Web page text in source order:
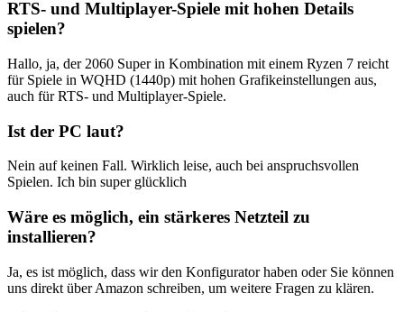
RTS- und Multiplayer-Spiele mit hohen Details
spielen?
Hallo, ja, der 2060 Super in Kombination mit einem Ryzen 7 reicht
für Spiele in WQHD (1440p) mit hohen Grafikeinstellungen aus,
auch für RTS- und Multiplayer-Spiele.
Ist der PC laut?
Nein auf keinen Fall. Wirklich leise, auch bei anspruchsvollen
Spielen. Ich bin super glücklich
Wäre es möglich, ein stärkeres Netzteil zu
installieren?
Ja, es ist möglich, dass wir den Konfigurator haben oder Sie können
uns direkt über Amazon schreiben, um weitere Fragen zu klären.